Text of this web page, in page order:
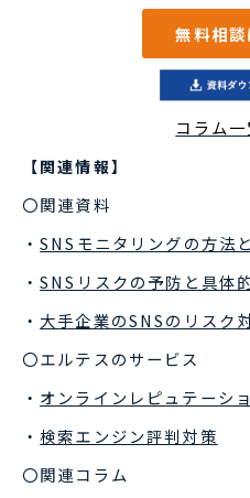
無料相談
コラム
【関連情報】
〇関連資料
・SNSモニタリングの方法
・SNSリスクの予防と具体
・ 大手企業のSNSのリスク
〇エルテスのサービス
・ オンラインレピュテーシ
・検索エンジン評判対策
〇関連コラム